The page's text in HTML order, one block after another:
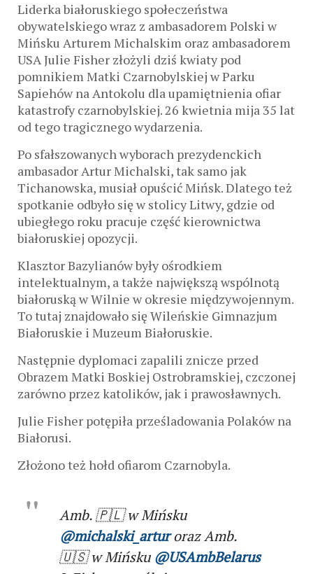
Liderka białoruskiego społeczeństwa
obywatelskiego wraz z ambasadorem Polski w
Mińsku Arturem Michalskim oraz ambasadorem
USA Julie Fisher złożyli dziś kwiaty pod
pomnikiem Matki Czarnobylskiej w Parku
Sapiehów na Antokolu dla upamiętnienia ofiar
katastrofy czarnobylskiej. 26 kwietnia mija 35 lat
od tego tragicznego wydarzenia.
Po sfałszowanych wyborach prezydenckich
ambasador Artur Michalski, tak samo jak
Tichanowska, musiał opuścić Mińsk. Dlatego też
spotkanie odbyło się w stolicy Litwy, gdzie od
ubiegłego roku pracuje część kierownictwa
białoruskiej opozycji.
Klasztor Bazylianów były ośrodkiem
intelektualnym, a także największą wspólnotą
białoruską w Wilnie w okresie międzywojennym.
To tutaj znajdowało się Wileńskie Gimnazjum
Białoruskie i Muzeum Białoruskie.
Następnie dyplomaci zapalili znicze przed
Obrazem Matki Boskiej Ostrobramskiej, czczonej
zarówno przez katolików, jak i prawosławnych.
Julie Fisher potępiła prześladowania Polaków na
Białorusi.
Złożono też hołd ofiarom Czarnobyla.
Amb. 🇵🇱 w Mińsku
@michalski_arturoraz Amb.
🇺🇸 w Mińsku @USAmbBelarus